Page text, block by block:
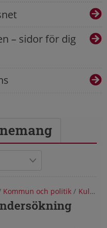
– sidor för dig
Kommun och politik / Kultur, fritid och turism